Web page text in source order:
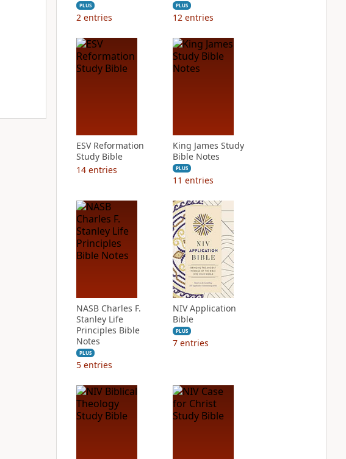
PLUS
2 entries
PLUS
12 entries
ESV Reformation
Study Bible
14 entries
King James Study
Bible Notes
PLUS
11 entries
NASB Charles F.
Stanley Life
Principles Bible
Notes
PLUS
5 entries
NIV Application
Bible
PLUS
7 entries